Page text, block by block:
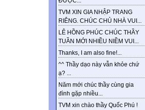
TVM XIN GIA NHẬP TRANG
RIÊNG. CHÚC CHỦ NHÀ VUI...
LÊ HỒNG PHÚC CHÚC THẦY
TUẦN MỚI NHIỀU NIỀM VUI...
Thanks, I am also fine!...
^^ Thầy dạo này vẫn khỏe chứ
ạ? ...
Năm mới chúc thầy cùng gia
đình gặp nhiều...
TVM xin chào thầy Quốc Phú !